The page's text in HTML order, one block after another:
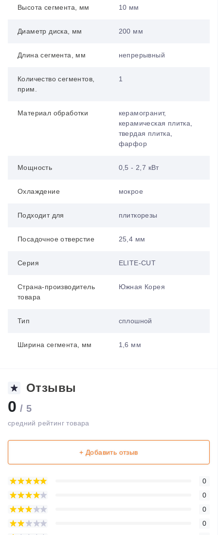
Высота сегмента, мм 10 мм
Диаметр диска, мм 200 мм
Длина сегмента, мм непрерывный
Количество сегментов,
прим.
1
Материал обработки
керамогранит,
керамическая плитка,
твердая плитка,
фарфор
Мощность 0,5 - 2,7 кВт
Охлаждение мокрое
Подходит для плиткорезы
Посадочное отверстие 25,4 мм
Серия ELITE-CUT
Страна-производитель
товара
Южная Корея
Тип сплошной
Ширина сегмента, мм 1,6 мм
Отзывы
0 / 5
средний рейтинг товара
+ Добавить отзыв
0
0
0
0